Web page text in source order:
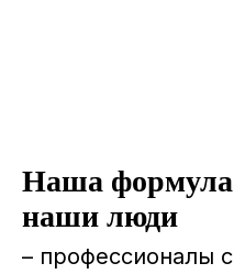
Наша формула
наши люди
– профессионалы